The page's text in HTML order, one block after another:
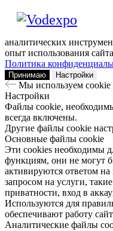
Мы используем сookie
Заходя на наш сайт, вы
аналитических
опыт использования
Политика
Принимаю Настройки
Мы используем сookie
Настройки
Файлы cookie,
всегда включены.
Другие файлы cookie
Основные файлы cookie
Эти cookies необходимы
функциям, они не могут
активируются ответом
запросом на услуги,
приватности, вход в
Используются для
обеспечивают работу
Аналитические файлы